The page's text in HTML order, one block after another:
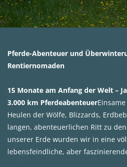
Pferde-Abenteuer und
Rentiernomaden
15 Monate am Anfang der Welt –
3.000 km Pferdeabenteuer
Heulen der Wölfe, Blizzards,
langen, abenteuerlichen Ritt zu
unserer Erde wurden wir in eine
lebensfeindliche, aber